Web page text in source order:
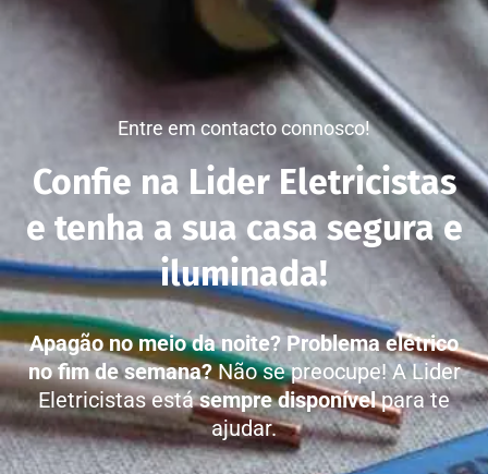
Entre em contacto connosco!
Confie na Lider Eletricistas
e tenha a sua casa segura e
iluminada!
Apagão no meio da noite? Problema elétrico
no fim de semana?Não se preocupe! A Lider
Eletricistas estásempre disponívelpara te
ajudar.